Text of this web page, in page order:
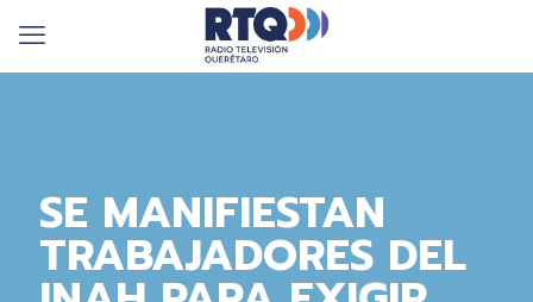
SE MANIFIESTAN
TRABAJADORES DEL